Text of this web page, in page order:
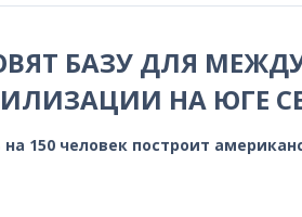
БАЗУ ДЛЯ
НА ЮГЕ
150 человек построит